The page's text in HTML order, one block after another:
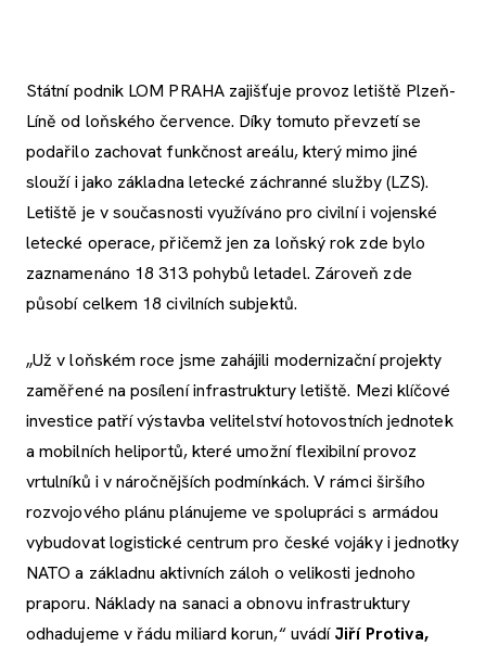
Státní podnik LOM PRAHA zajišťuje provoz letiště Plzeň-
Líně od loňského července. Díky tomuto převzetí se
podařilo zachovat funkčnost areálu, který mimo jiné
slouží i jako základna letecké záchranné služby (LZS).
Letiště je v současnosti využíváno pro civilní i vojenské
letecké operace, přičemž jen za loňský rok zde bylo
zaznamenáno 18 313 pohybů letadel. Zároveň zde
působí celkem 18 civilních subjektů.
„Už v loňském roce jsme zahájili modernizační projekty
zaměřené na posílení infrastruktury letiště. Mezi klíčové
investice patří výstavba velitelství hotovostních jednotek
a mobilních heliportů, které umožní flexibilní provoz
vrtulníků i v náročnějších podmínkách. V rámci širšího
rozvojového plánu plánujeme ve spolupráci s armádou
vybudovat logistické centrum pro české vojáky i jednotky
NATO a základnu aktivních záloh o velikosti jednoho
praporu. Náklady na sanaci a obnovu infrastruktury
odhadujeme v řádu miliard korun,“ uvádíJiří Protiva,